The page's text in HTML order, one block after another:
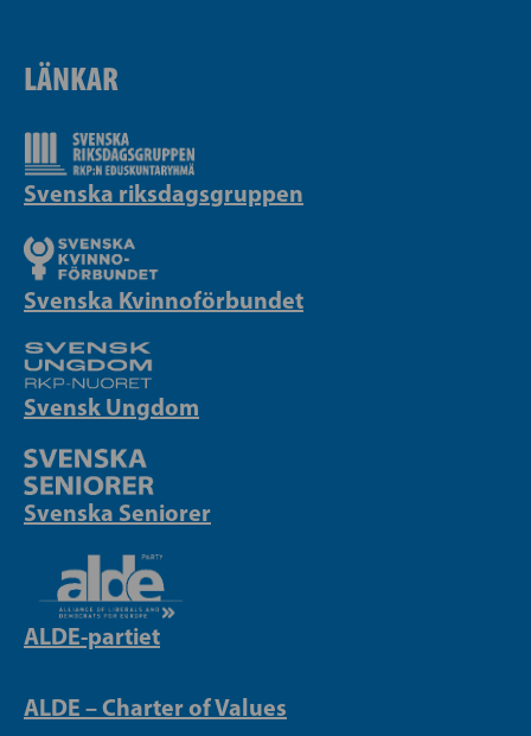
LÄNKAR
Svenska riksdagsgruppen
Svenska Kvinnoförbundet
Svensk Ungdom
Svenska Seniorer
ALDE-partiet
ALDE – Charter of Values